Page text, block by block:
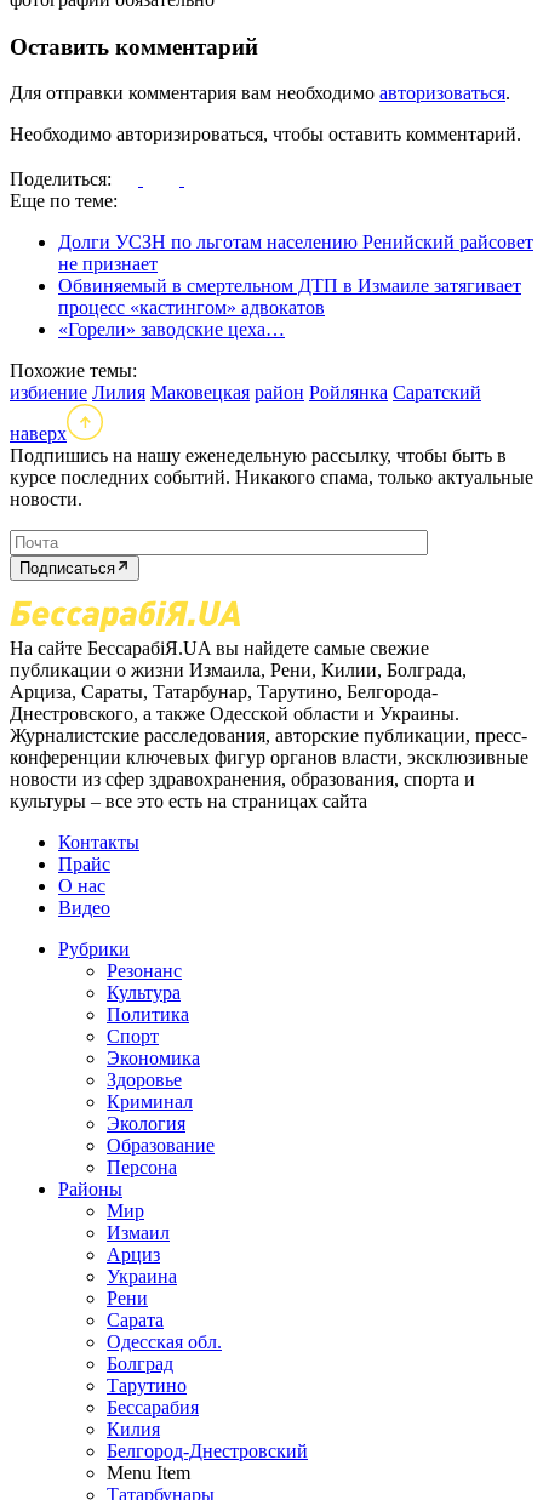
Оставить комментарий
Для отправки комментария вам необходимо авторизоваться.
Необходимо авторизироваться, чтобы оставить комментарий.
Поделиться:
Еще по теме:
Долги УСЗН по льготам населению Ренийский райсовет
не признает
Обвиняемый в смертельном ДТП в Измаиле затягивает
процесс «кастингом» адвокатов
«Горели» заводские цеха…
Похожие темы:
избиение Лилия Маковецкая район Ройлянка Саратский
наверх
Подпишись на нашу еженедельную рассылку, чтобы быть в
курсе последних событий. Никакого спама, только актуальные
новости.
Подписаться
На сайте БессарабіЯ.UA вы найдете самые свежие
публикации о жизни Измаила, Рени, Килии, Болграда,
Арциза, Сараты, Татарбунар, Тарутино, Белгорода-
Днестровского, а также Одесской области и Украины.
Журналистские расследования, авторские публикации, пресс-
конференции ключевых фигур органов власти, эксклюзивные
новости из сфер здравохранения, образования, спорта и
культуры – все это есть на страницах сайта
Контакты
Прайс
О нас
Видео
Рубрики
Резонанс
Культура
Политика
Спорт
Экономика
Здоровье
Криминал
Экология
Образование
Персона
Районы
Мир
Измаил
Арциз
Украина
Рени
Сарата
Одесская обл.
Болград
Тарутино
Бессарабия
Килия
Белгород-Днестровский
Menu Item
Татарбунары